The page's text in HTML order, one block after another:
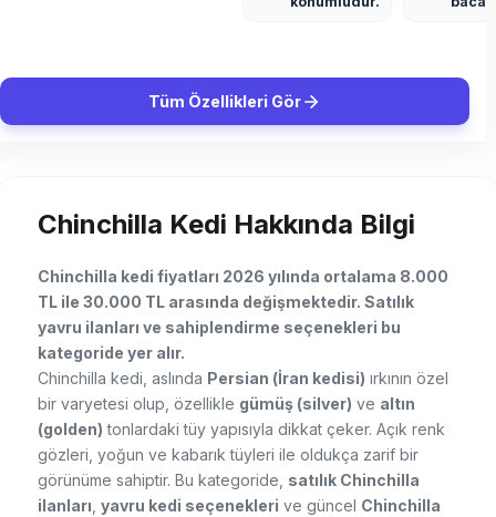
Tüm Özellikleri Gör
Chinchilla Kedi Hakkında Bilgi
Chinchilla kedi fiyatları 2026 yılında ortalama 8.000
TL ile 30.000 TL arasında değişmektedir. Satılık
yavru ilanları ve sahiplendirme seçenekleri bu
kategoride yer alır.
Chinchilla kedi, aslında Persian (İran kedisi) ırkının özel
bir varyetesi olup, özellikle gümüş (silver) ve altın
(golden) tonlardaki tüy yapısıyla dikkat çeker. Açık renk
gözleri, yoğun ve kabarık tüyleri ile oldukça zarif bir
görünüme sahiptir. Bu kategoride, satılık Chinchilla
ilanları, yavru kedi seçenekleri ve güncel Chinchilla